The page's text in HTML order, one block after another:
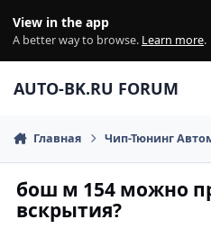
View in the app
A better way to browse. Learn more.
AUTO-BK.RU FORUM
Главная Чип-Тюнинг
бош м 154 можно
вскрытия?